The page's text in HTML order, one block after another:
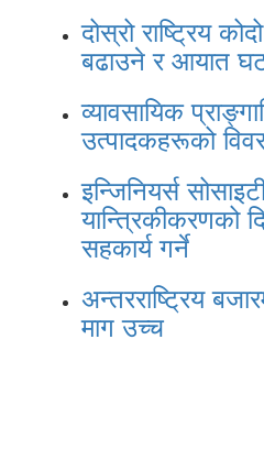
दोस्रो राष्ट्रिय
बढाउने र आयात
व्यावसायिक
उत्पादकहरूको
इन्जिनियर्स
यान्त्रिकीकरणको
सहकार्य गर्ने
अन्तरराष्ट्रिय
माग उच्च